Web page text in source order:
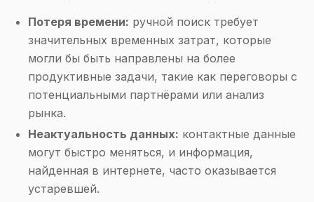
Потеря времени: ручной поиск требует
значительных временных затрат, которые
могли бы быть направлены на более
продуктивные задачи, такие как переговоры с
потенциальными партнёрами или анализ
рынка.
Неактуальность данных: контактные данные
могут быстро меняться, и информация,
найденная в интернете, часто оказывается
устаревшей.